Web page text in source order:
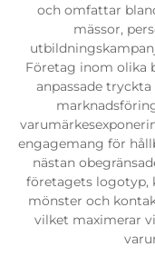
och omfattar
mässor,
Företag inom olika
anpassade
engagemang för
nästan
företagets logotyp,
mönster och
vilket maximerar